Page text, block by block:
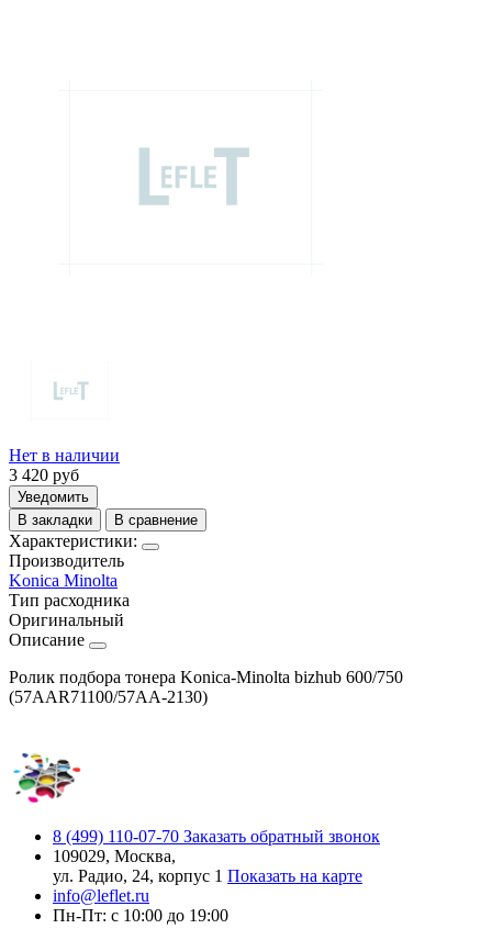
Нет в наличии
3 420 руб
Уведомить
В закладки
В сравнение
Характеристики:
Производитель
Konica Minolta
Тип расходника
Оригинальный
Описание
Ролик подбора тонера Konica-Minolta bizhub 600/750
(57AAR71100/57AA-2130)
8 (499) 110-07-70 Заказать обратный звонок
109029, Москва,
ул. Радио, 24, корпус 1 Показать на карте
info@leflet.ru
Пн-Пт: с 10:00 до 19:00